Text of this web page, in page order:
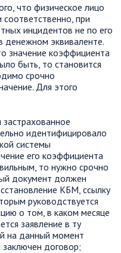
что физическое лицо
при
инцидентов не по его
денежном эквиваленте.
значение коэффициента
быть, то становится
срочно
Для этого
застрахованное
идентифицировало
системы
его коэффициента
то нужно срочно
документ должен
КБМ, ссылку
руководствуется
о том, в каком месяце
заявление в ту
на данный момент
заключен договор;